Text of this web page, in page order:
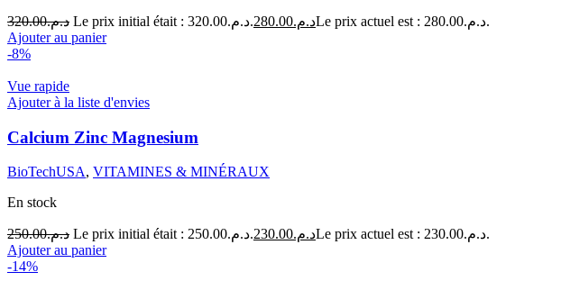
د.م.320.00 Le prix initial était : د.م.320.00. د.م.280.00
Le prix actuel est : د.م.280.00.
Ajouter au panier
-8%
Vue rapide
Ajouter à la liste d'envies
Calcium Zinc Magnesium
BioTechUSA, VITAMINES & MINÉRAUX
En stock
د.م.250.00 Le prix initial était : د.م.250.00. د.م.230.00
Le prix actuel est : د.م.230.00.
Ajouter au panier
-14%